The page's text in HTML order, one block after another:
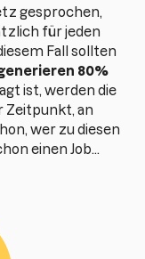
gesprochen,
für jeden
Fall sollten
80%
ist, werden die
Zeitpunkt, an
wer zu diesen
einen Job...